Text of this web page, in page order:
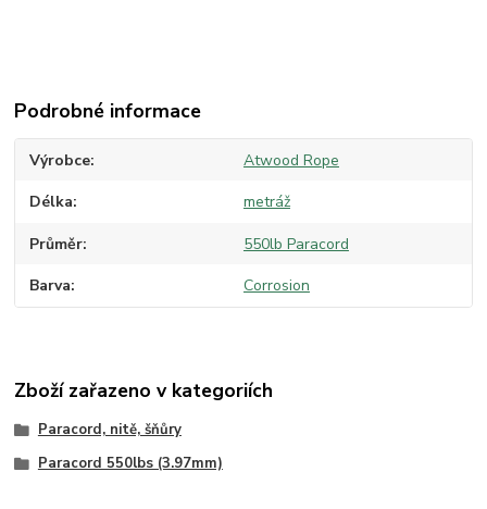
Podrobné informace
Výrobce Atwood Rope
Délka metráž
Průměr 550lb Paracord
Barva Corrosion
Zboží zařazeno v kategoriích
Paracord, nitě, šňůry
Paracord 550lbs (3.97mm)